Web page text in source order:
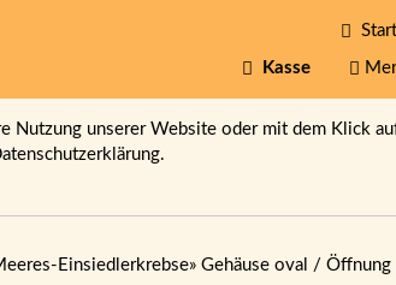
Kasse
unserer Website oder mit dem Klick
Einsiedlerkrebse» Gehäuse oval /